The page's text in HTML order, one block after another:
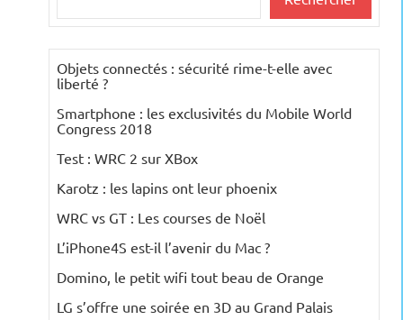
Objets connectés : sécurité rime-t-elle avec
liberté ?
Smartphone : les exclusivités du Mobile World
Congress 2018
Test : WRC 2 sur XBox
Karotz : les lapins ont leur phoenix
WRC vs GT : Les courses de Noël
L’iPhone4S est-il l’avenir du Mac ?
Domino, le petit wifi tout beau de Orange
LG s’offre une soirée en 3D au Grand Palais